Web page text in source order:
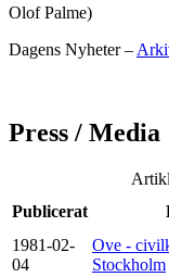
Olof Palme)
Dagens Nyheter –
Press / Media
Publicerat
1981-02-
04
Ove -
Stockholm